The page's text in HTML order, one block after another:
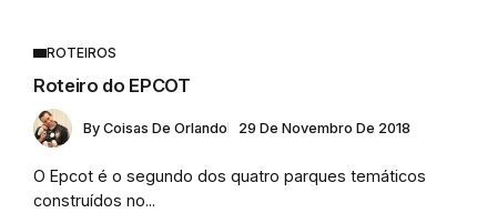
ROTEIROS
Roteiro do EPCOT
By Coisas De Orlando 29 De Novembro De 2018
O Epcot é o segundo dos quatro parques temáticos
construídos no...